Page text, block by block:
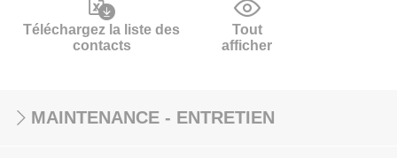
Téléchargez la liste des
contacts
Tout
afficher
MAINTENANCE - ENTRETIEN